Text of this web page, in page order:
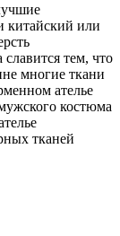
китайский или
тем, что
многие ткани
ателье
костюма
тканей